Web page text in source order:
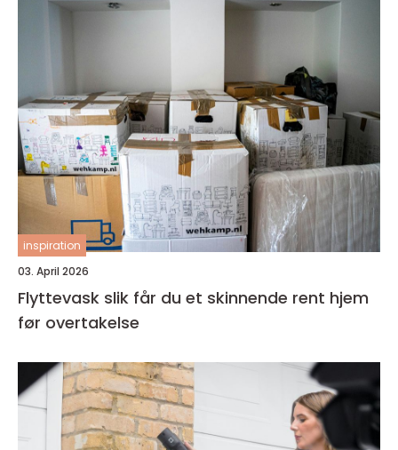
inspiration
03. April 2026
Flyttevask slik får du et skinnende rent hjem
før overtakelse